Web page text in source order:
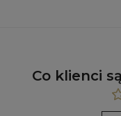
Co klienci